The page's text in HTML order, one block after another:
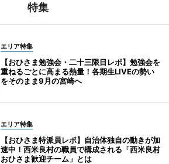
特集
エリア特集
【おひさま勉強会・二十三限目レポ】勉強会を
重ねるごとに高まる熱量！各期生LIVEの勢い
をそのまま9月の宮崎へ
エリア特集
【おひさま特派員レポ】自治体独自の動きが加
速中！西米良村の職員で構成される「西米良村
おひさま歓迎チーム」とは